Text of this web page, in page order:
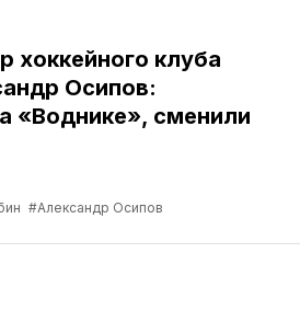
хоккейного клуба
Осипов:
«Воднике», сменили
#Александр Осипов